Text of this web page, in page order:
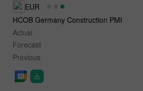
EUR
HCOB Germany Construction PMI
Actual
Forecast
Previous